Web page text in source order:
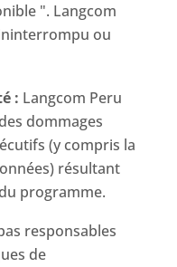
". Langcom
ou
: Langcom Peru
dommages
(y compris la
résultant
programme.
responsables
de